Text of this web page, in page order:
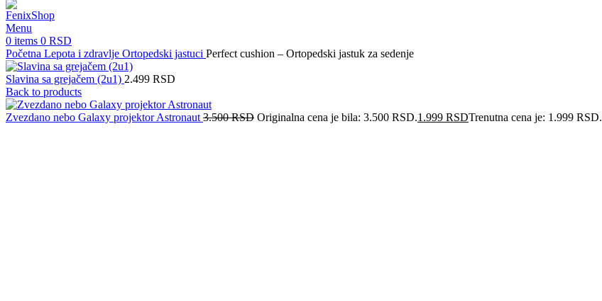
Menu
0 items 0 RSD
Početna Lepota i zdravlje Ortopedski jastuci Perfect cushion – Ortopedski jastuk za sedenje
Slavina sa grejačem (2u1) 2.499 RSD
Back to products
Zvezdano nebo Galaxy projektor Astronaut3.500RSD Originalna cena je bila: 3.500 RSD.1.999 RSDTrenutna cena je: 1.999 RSD.